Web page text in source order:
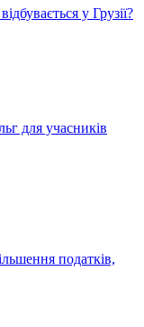
у Грузії?
для учасників
податків,